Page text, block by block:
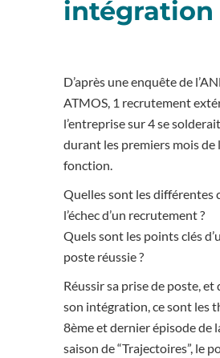
intégration
D’après une enquête de
ATMOS, 1 recrutement
l’entreprise sur 4 se
durant les premiers mois de
fonction.
Quelles sont les différentes
l’échec d’un recrutement ?
Quels sont les points clés
poste réussie ?
Réussir sa prise de poste, et
son intégration, ce sont les
8ème et dernier épisode de
saison de “Trajectoires”, le